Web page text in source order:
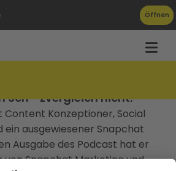
Öffnen
Sch**zvergleich nicht.“
Content Konzeptioner, Social
ein ausgewiesener Snapchat
Ausgabe des Podcast hat er
von Snapchat Marketing und